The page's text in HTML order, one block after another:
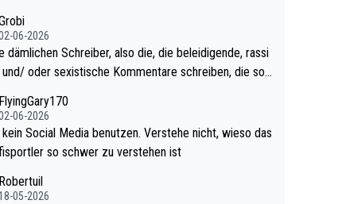
WDF Turniere spielen. Dies war bei Archie Self l
der Fall. Er musste als amtierender Weltmeister d
Qualifier und ich glaube kaum, dass Mitchel sich das
antun würde, wenn er doch eigentlich die PDC-WM
06-2026
dämlichen Schreiber, also die, die beleidigende, rassi
oder sexistische Kommentare schreiben, die soll
in den Griff kriegen. Nur eins wundert mich: Luke Li
doch neulich erst derjenige, der über Social Media G
hat. Und Littlers Mutter schießt öfters mal gege
FlyingGary170
06-2026
kein Social Media benutzen. Verstehe nicht, wieso das
so schwer zu verstehen ist
Robertuil
18-05-2026